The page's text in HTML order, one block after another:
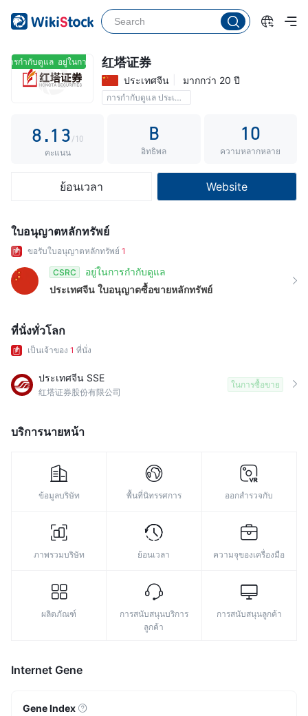
ารกำกับดูแล อยู่ในการกำกับดูแล红塔证券
ประเทศจีน มากกว่า 20 ปี
การกำกับดูแล ประเทศจีน
3
5
6
8.1
2
5
6
7
8
9
0
1
3
4
5
7
8
9
/10
คะแนน
B
อิทธิพล
10
ความหลากหลาย
ย้อนเวลา Website
ใบอนุญาตหลักทรัพย์
ขอรับใบอนุญาตหลักทรัพย์ 1
CSRC
อยู่ในการกำกับดูแล
ประเทศจีน ใบอนุญาตซื้อขายหลักทรัพย์
ที่นั่งทั่วโลก
เป็นเจ้าของ 1 ที่นั่ง
ประเทศจีน SSE
红塔证券股份有限公司
ในการซื้อขาย
บริการนายหน้า
ข้อมูลบริษัท พื้นที่นิทรรศการ ออกสำรวจกับ
ภาพรวมบริษัท ย้อนเวลา ความจุของเครื่องมือ
ผลิตภัณฑ์
การสนับสนุนบริการ
ลูกค้า
การสนับสนุนลูกค้า
Internet Gene
Gene Index